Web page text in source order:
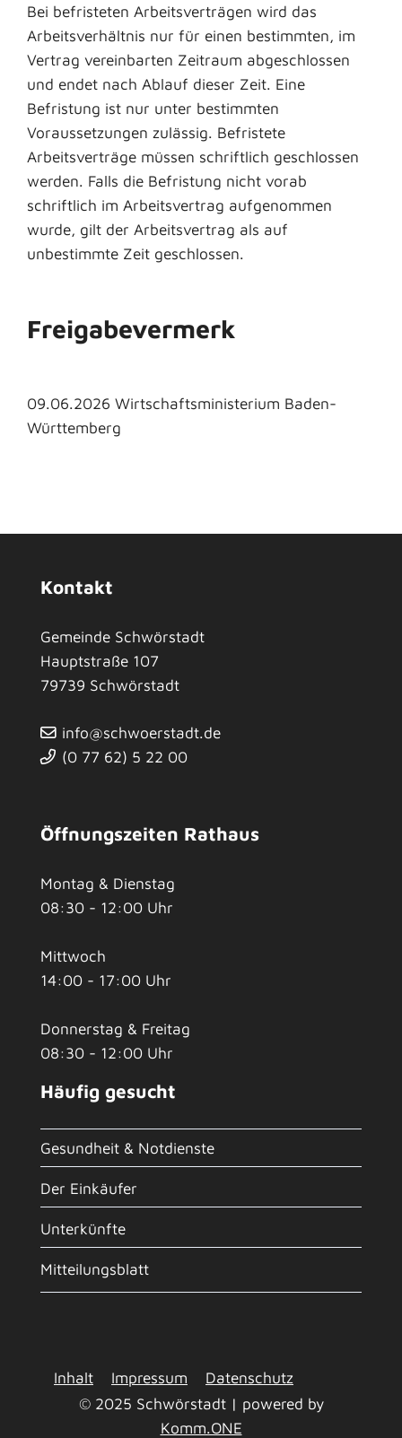
Bei befristeten Arbeitsverträgen wird das
Arbeitsverhältnis nur für einen bestimmten, im
Vertrag vereinbarten Zeitraum abgeschlossen
und endet nach Ablauf dieser Zeit. Eine
Befristung ist nur unter bestimmten
Voraussetzungen zulässig. Befristete
Arbeitsverträge müssen schriftlich geschlossen
werden. Falls die Befristung nicht vorab
schriftlich im Arbeitsvertrag aufgenommen
wurde, gilt der Arbeitsvertrag als auf
unbestimmte Zeit geschlossen.
Freigabevermerk
09.06.2026 Wirtschaftsministerium Baden-
Württemberg
Kontakt
Gemeinde Schwörstadt
Hauptstraße 107
79739 Schwörstadt
info@schwoerstadt.de
(0 77 62) 5 22 00
Öffnungszeiten Rathaus
Montag & Dienstag
08:30 - 12:00 Uhr
Mittwoch
14:00 - 17:00 Uhr
Donnerstag & Freitag
08:30 - 12:00 Uhr
Häufig gesucht
Gesundheit & Notdienste
Der Einkäufer
Unterkünfte
Mitteilungsblatt
Inhalt Impressum
Datenschutz
© 2025 Schwörstadt | powered by
Komm.ONE